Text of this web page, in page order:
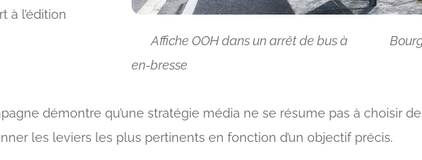
à l’édition
Affiche OOH dans un arrêt de bus à
en-bresse
démontre qu’une stratégie média ne se résume pas à choisir
les leviers les plus pertinents en fonction d’un objectif précis.